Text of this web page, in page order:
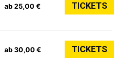
ab 25,00 € TICKETS
ab 30,00 € TICKETS